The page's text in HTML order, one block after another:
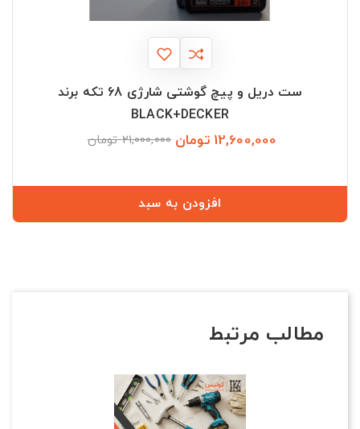
ست دریل و پیچ گوشتی شارژی 68 تکه برند
BLACK+DECKER
12,600,000 تومان 21,000,000 تومان
افزودن به سبد
مطالب مرتبط